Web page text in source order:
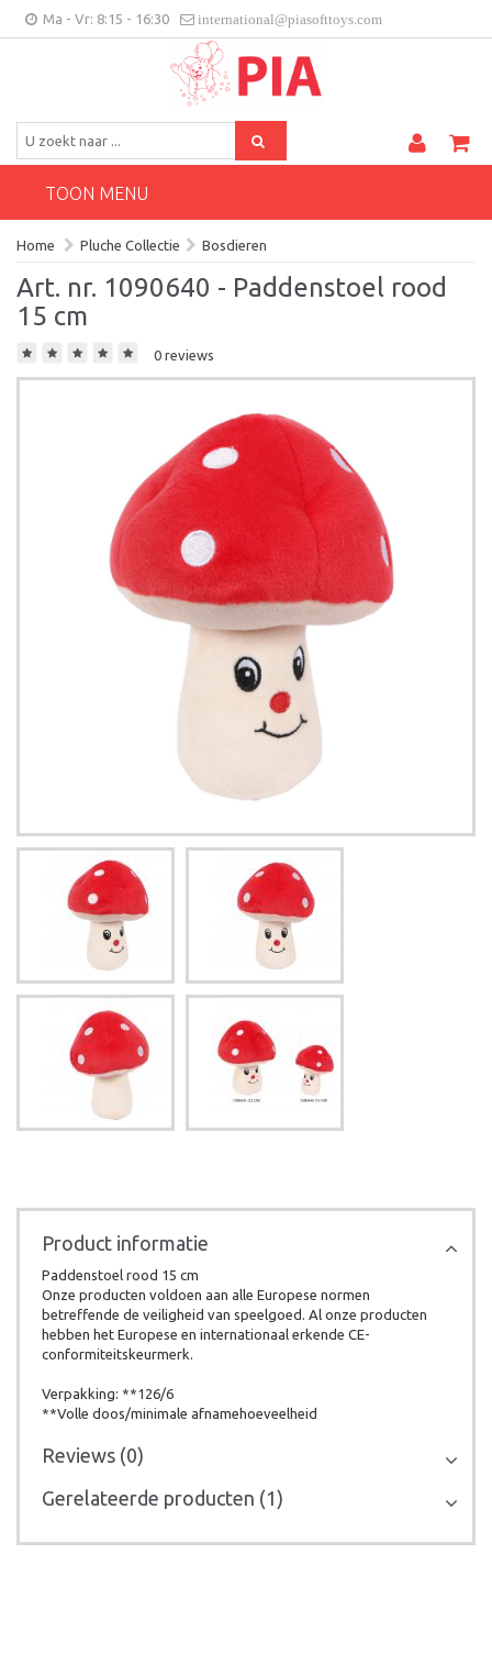
Ma - Vr: 8:15 - 16:30 international@piasofttoys.com
Klantenfeedback
BE/NL
TOON MENU
Home Pluche Collectie Bosdieren
Art. nr. 1090640 - Paddenstoel rood
15 cm
0 reviews
Product informatie
Paddenstoel rood 15 cm
Onze producten voldoen aan alle Europese normen
betreffende de veiligheid van speelgoed. Al onze producten
hebben het Europese en internationaal erkende CE-
conformiteitskeurmerk.
Verpakking: **126/6
**Volle doos/minimale afnamehoeveelheid
Reviews (0)
Gerelateerde producten (1)